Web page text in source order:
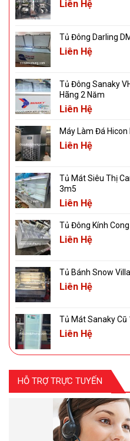
Liên Hệ
Tủ Đông Darling
Liên Hệ
Tủ Đông Sanaky
Hãng 2 Năm
Liên Hệ
Máy Làm Đá Hicon
Liên Hệ
Tủ Mát Siêu Thị
3m5
Liên Hệ
Tủ Đông Kính
Liên Hệ
Tủ Bánh Snow
Liên Hệ
Tủ Mát Sanaky Cũ
Liên Hệ
HỖ TRỢ TRỰC TUYẾN